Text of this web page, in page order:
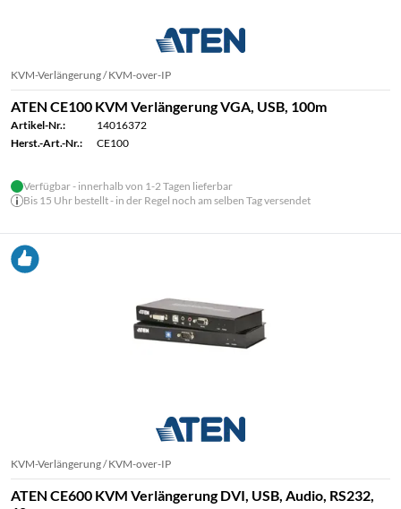
KVM-Verlängerung / KVM-over-IP
ATEN CE100 KVM Verlängerung VGA, USB, 100m
Artikel-Nr.:
14016372
Herst.-Art.-Nr.:
CE100
Verfügbar - innerhalb von 1-2 Tagen lieferbar
Bis 15 Uhr bestellt - in der Regel noch am selben Tag versendet
KVM-Verlängerung / KVM-over-IP
ATEN CE600 KVM Verlängerung DVI, USB, Audio, RS232,